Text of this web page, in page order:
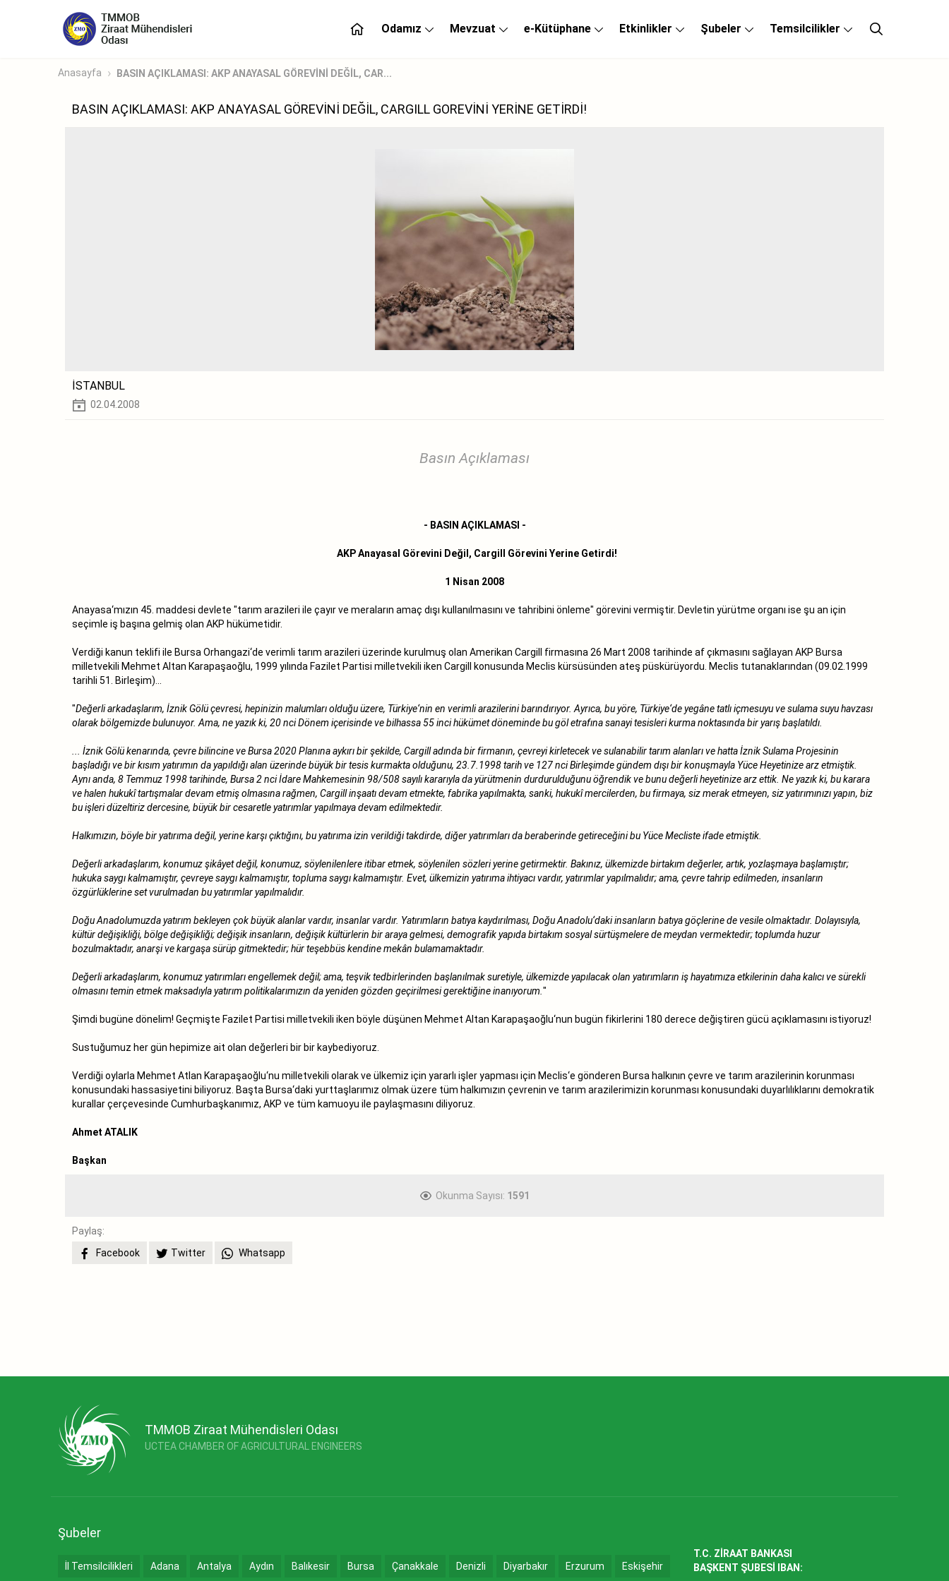
Odamız Mevzuat e-Kütüphane Etkinlikler Şubeler Temsilcilikler
Anasayfa BASIN AÇIKLAMASI: AKP ANAYASAL GÖREVİNİ DEĞİL, CAR...
BASIN AÇIKLAMASI: AKP ANAYASAL GÖREVİNİ DEĞİL, CARGILL GOREVİNİ YERİNE GETİRDİ!
İSTANBUL
02.04.2008
Basın Açıklaması
- BASIN AÇIKLAMASI -
AKP Anayasal Görevini Değil, Cargill Görevini Yerine Getirdi!
1 Nisan 2008
Anayasa‘mızın 45. maddesi devlete "tarım arazileri ile çayır ve meraların amaç dışı kullanılmasını ve tahribini önleme" görevini vermiştir. Devletin yürütme organı ise şu an için
seçimle iş başına gelmiş olan AKP hükümetidir.
Verdiği kanun teklifi ile Bursa Orhangazi‘de verimli tarım arazileri üzerinde kurulmuş olan Amerikan Cargill firmasına 26 Mart 2008 tarihinde af çıkmasını sağlayan AKP Bursa
milletvekili Mehmet Altan Karapaşaoğlu, 1999 yılında Fazilet Partisi milletvekili iken Cargill konusunda Meclis kürsüsünden ateş püskürüyordu. Meclis tutanaklarından (09.02.1999
tarihli 51. Birleşim)...
"Değerli arkadaşlarım, İznik Gölü çevresi, hepinizin malumları olduğu üzere, Türkiye‘nin en verimli arazilerini barındırıyor. Ayrıca, bu yöre, Türkiye‘de yegâne tatlı içmesuyu ve sulama suyu havzası
olarak bölgemizde bulunuyor. Ama, ne yazık ki, 20 nci Dönem içerisinde ve bilhassa 55 inci hükümet döneminde bu göl etrafına sanayi tesisleri kurma noktasında bir yarış başlatıldı.
... İznik Gölü kenarında, çevre bilincine ve Bursa 2020 Planına aykırı bir şekilde, Cargill adında bir firmanın, çevreyi kirletecek ve sulanabilir tarım alanları ve hatta İznik Sulama Projesinin
başladığı ve bir kısım yatırımın da yapıldığı alan üzerinde büyük bir tesis kurmakta olduğunu, 23.7.1998 tarih ve 127 nci Birleşimde gündem dışı bir konuşmayla Yüce Heyetinize arz etmiştik.
Aynı anda, 8 Temmuz 1998 tarihinde, Bursa 2 nci İdare Mahkemesinin 98/508 sayılı kararıyla da yürütmenin durdurulduğunu öğrendik ve bunu değerli heyetinize arz ettik. Ne yazık ki, bu karara
ve halen hukukî tartışmalar devam etmiş olmasına rağmen, Cargill inşaatı devam etmekte, fabrika yapılmakta, sanki, hukukî mercilerden, bu firmaya, siz merak etmeyen, siz yatırımınızı yapın, biz
bu işleri düzeltiriz dercesine, büyük bir cesaretle yatırımlar yapılmaya devam edilmektedir.
Halkımızın, böyle bir yatırıma değil, yerine karşı çıktığını, bu yatırıma izin verildiği takdirde, diğer yatırımları da beraberinde getireceğini bu Yüce Mecliste ifade etmiştik.
Değerli arkadaşlarım, konumuz şikâyet değil, konumuz, söylenilenlere itibar etmek, söylenilen sözleri yerine getirmektir. Bakınız, ülkemizde birtakım değerler, artık, yozlaşmaya başlamıştır;
hukuka saygı kalmamıştır, çevreye saygı kalmamıştır, topluma saygı kalmamıştır. Evet, ülkemizin yatırıma ihtiyacı vardır, yatırımlar yapılmalıdır; ama, çevre tahrip edilmeden, insanların
özgürlüklerine set vurulmadan bu yatırımlar yapılmalıdır.
Doğu Anadolumuzda yatırım bekleyen çok büyük alanlar vardır, insanlar vardır. Yatırımların batıya kaydırılması, Doğu Anadolu‘daki insanların batıya göçlerine de vesile olmaktadır. Dolayısıyla,
kültür değişikliği, bölge değişikliği; değişik insanların, değişik kültürlerin bir araya gelmesi, demografik yapıda birtakım sosyal sürtüşmelere de meydan vermektedir; toplumda huzur
bozulmaktadır, anarşi ve kargaşa sürüp gitmektedir; hür teşebbüs kendine mekân bulamamaktadır.
Değerli arkadaşlarım, konumuz yatırımları engellemek değil; ama, teşvik tedbirlerinden başlanılmak suretiyle, ülkemizde yapılacak olan yatırımların iş hayatımıza etkilerinin daha kalıcı ve sürekli
olmasını temin etmek maksadıyla yatırım politikalarımızın da yeniden gözden geçirilmesi gerektiğine inanıyorum. "
Şimdi bugüne dönelim! Geçmişte Fazilet Partisi milletvekili iken böyle düşünen Mehmet Altan Karapaşaoğlu‘nun bugün fikirlerini 180 derece değiştiren gücü açıklamasını istiyoruz!
Sustuğumuz her gün hepimize ait olan değerleri bir bir kaybediyoruz.
Verdiği oylarla Mehmet Atlan Karapaşaoğlu‘nu milletvekili olarak ve ülkemiz için yararlı işler yapması için Meclis‘e gönderen Bursa halkının çevre ve tarım arazilerinin korunması
konusundaki hassasiyetini biliyoruz. Başta Bursa‘daki yurttaşlarımız olmak üzere tüm halkımızın çevrenin ve tarım arazilerimizin korunması konusundaki duyarlılıklarını demokratik
kurallar çerçevesinde Cumhurbaşkanımız, AKP ve tüm kamuoyu ile paylaşmasını diliyoruz.
Ahmet ATALIK
Başkan
Okunma Sayısı: 1591
Paylaş:
Facebook
Twitter Whatsapp
TMMOB Ziraat Mühendisleri Odası
UCTEA CHAMBER OF AGRICULTURAL ENGINEERS
Şubeler
İl Temsilcilikleri Adana Antalya Aydın Balıkesir Bursa Çanakkale Denizli Diyarbakır Erzurum Eskişehir
T.C. ZİRAAT BANKASI
BAŞKENT ŞUBESİ IBAN: